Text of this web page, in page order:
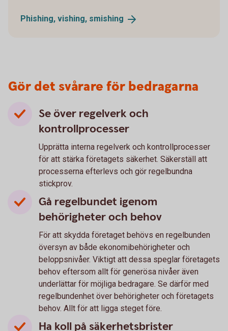
Phishing, vishing, smishing
Gör det svårare för bedragarna
Se över regelverk och
kontrollprocesser
Upprätta interna regelverk och kontrollprocesser
för att stärka företagets säkerhet. Säkerställ att
processerna efterlevs och gör regelbundna
stickprov.
Gå regelbundet igenom
behörigheter och behov
För att skydda företaget behövs en regelbunden
översyn av både ekonomibehörigheter och
beloppsnivåer. Viktigt att dessa speglar företagets
behov eftersom allt för generösa nivåer även
underlättar för möjliga bedragare. Se därför med
regelbundenhet över behörigheter och företagets
behov. Allt för att ligga steget före.
Ha koll på säkerhetsbrister